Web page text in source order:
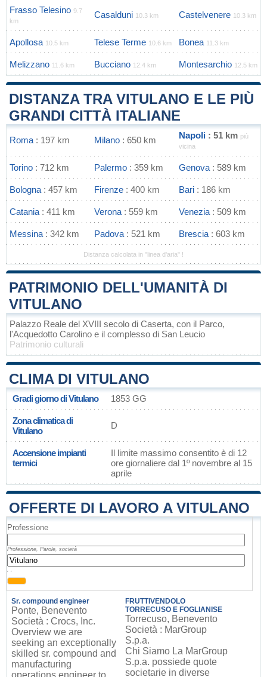
Frasso Telesino 9.7
km
Casalduni 10.3 km Castelvenere 10.3 km
Apollosa 10.5 km Telese Terme 10.6 km Bonea 11.3 km
Melizzano 11.6 km Bucciano 12.4 km Montesarchio 12.5 km
DISTANZA TRA VITULANO E LE PIÙ
GRANDI CITTÀ ITALIANE
Roma : 197 km Milano : 650 km Napoli : 51 km più
vicina
Torino : 712 km Palermo : 359 km Genova : 589 km
Bologna : 457 km Firenze : 400 km Bari : 186 km
Catania : 411 km Verona : 559 km Venezia : 509 km
Messina : 342 km Padova : 521 km Brescia : 603 km
Distanza calcolata in "linea d'aria" !
PATRIMONIO DELL'UMANITÀ DI
VITULANO
Palazzo Reale del XVIII secolo di Caserta, con il Parco,
l'Acquedotto Carolino e il complesso di San Leucio
Patrimonio culturali
CLIMA DI VITULANO
Gradi giorno di Vitulano 1853 GG
Zona climatica di
Vitulano
D
Accensione impianti
termici
Il limite massimo consentito è di 12
ore giornaliere dal 1º novembre al 15
aprile
OFFERTE DI LAVORO A VITULANO
Professione
Professione, Parole, società
, ,
Sr. compound engineer
Ponte, Benevento
Società : Crocs, Inc.
Overview we are
seeking an exceptionally
skilled sr. compound and
manufacturing
operations engineer to
FRUTTIVENDOLO
TORRECUSO E FOGLIANISE
Torrecuso, Benevento
Società : MarGroup
S.p.a.
Chi Siamo La MarGroup
S.p.a. possiede quote
societarie in diverse